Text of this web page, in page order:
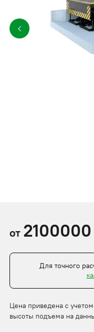
от 2100000
Для точного
Цена приведена с
высоты подъема на